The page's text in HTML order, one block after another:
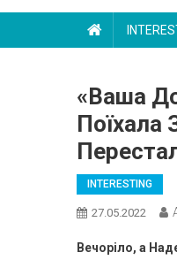
«Ваша
INTERESTING
27.05.2022
Вечоріло, а